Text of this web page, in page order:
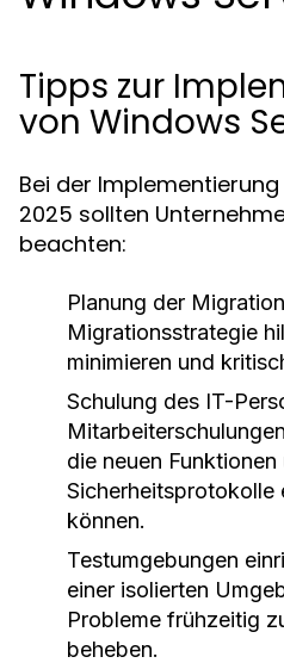
Tipps zur
von Windows
Bei der
2025 sollten
beachten:
Planung der
Migrationsstrategie
minimieren und
Schulung des IT-
die neuen Funktionen
Sicherheitsprotokolle
können.
Testumgebungen
einer isolierten
Probleme frühzeitig
beheben.